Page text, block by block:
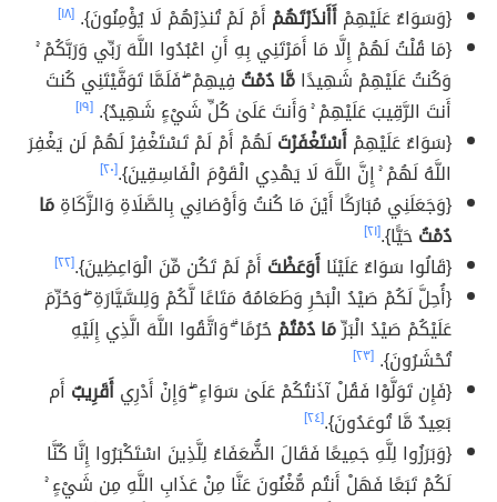
{وَسَوَاءٌ عَلَيْهِمْأَأَنذَرْتَهُمْ أَمْ لَمْ تُنذِرْهُمْ لَا يُؤْمِنُونَ}. [١٨]
{مَا قُلْتُ لَهُمْ إِلَّا مَا أَمَرْتَنِي بِهِ أَنِ اعْبُدُوا اللَّهَ رَبِّي وَرَبَّكُمْ ۚ
وَكُنتُ عَلَيْهِمْ شَهِيدًامَّا دُمْتُ فِيهِمْ ۖ فَلَمَّا تَوَفَّيْتَنِي كُنتَ
أَنتَ الرَّقِيبَ عَلَيْهِمْ ۚ وَأَنتَ عَلَىٰ كُلِّ شَيْءٍ شَهِيدٌ}. [١٩]
{سَوَاءٌ عَلَيْهِمْأَسْتَغْفَرْتَلَهُمْ أَمْ لَمْ تَسْتَغْفِرْ لَهُمْ لَن يَغْفِرَ
اللَّهُ لَهُمْ ۚ إِنَّ اللَّهَ لَا يَهْدِي الْقَوْمَ الْفَاسِقِينَ}.[٢٠]
{وَجَعَلَنِي مُبَارَكًا أَيْنَ مَا كُنتُ وَأَوْصَانِي بِالصَّلَاةِ وَالزَّكَاةِمَا
دُمْتُحَيًّا}.[٢١]
{قَالُوا سَوَاءٌ عَلَيْنَاأَوَعَظْتَ أَمْ لَمْ تَكُن مِّنَ الْوَاعِظِينَ}.[٢٢]
{أُحِلَّ لَكُمْ صَيْدُ الْبَحْرِ وَطَعَامُهُ مَتَاعًا لَّكُمْ وَلِلسَّيَّارَةِ ۖ وَحُرِّمَ
عَلَيْكُمْ صَيْدُ الْبَرِّمَا دُمْتُمْحُرُمًا ۗ وَاتَّقُوا اللَّهَ الَّذِي إِلَيْهِ
تُحْشَرُونَ}. [٢٣]
{فَإِن تَوَلَّوْا فَقُلْ آذَنتُكُمْ عَلَىٰ سَوَاءٍ ۖ وَإِنْ أَدْرِيأَقَرِيبٌ أَم
بَعِيدٌ مَّا تُوعَدُونَ}.[٢٤]
{وَبَرَزُوا لِلَّهِ جَمِيعًا فَقَالَ الضُّعَفَاءُ لِلَّذِينَ اسْتَكْبَرُوا إِنَّا كُنَّا
لَكُمْ تَبَعًا فَهَلْ أَنتُم مُّغْنُونَ عَنَّا مِنْ عَذَابِ اللَّهِ مِن شَيْءٍ ۚ